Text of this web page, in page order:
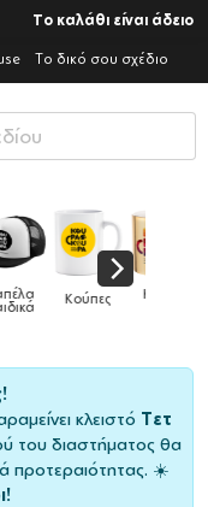
Το καλάθι είναι άδειο
Το δικό σου σχέδιο
Κούπες
ειδικές
Κούπες
κλειστό Τετ
του διαστήματος θα
προτεραιότητας. ☀️